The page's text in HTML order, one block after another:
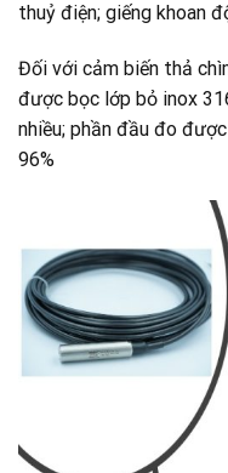
thuỷ điện; giếng khoan
Đối với cảm biến thả
được bọc lớp bỏ inox
nhiều; phần đầu đo
96%